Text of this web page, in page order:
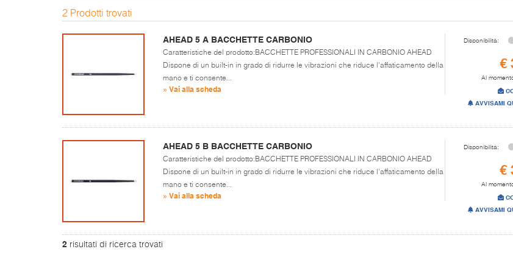
2 Prodotti trovati
AHEAD 5 A BACCHETTE CARBONIO
Caratteristiche del prodotto:BACCHETTE PROFESSIONALI IN CARBONIO AHEAD
Dispone di un built-in in grado di ridurre le vibrazioni che riduce l'affaticamento della
mano e ti consente...
» Vai alla scheda
Disponibilità:
€
Al
AVVISAMI
AHEAD 5 B BACCHETTE CARBONIO
Caratteristiche del prodotto:BACCHETTE PROFESSIONALI IN CARBONIO AHEAD
Dispone di un built-in in grado di ridurre le vibrazioni che riduce l'affaticamento della
mano e ti consente...
» Vai alla scheda
Disponibilità:
€
Al
AVVISAMI
2 risultati di ricerca trovati